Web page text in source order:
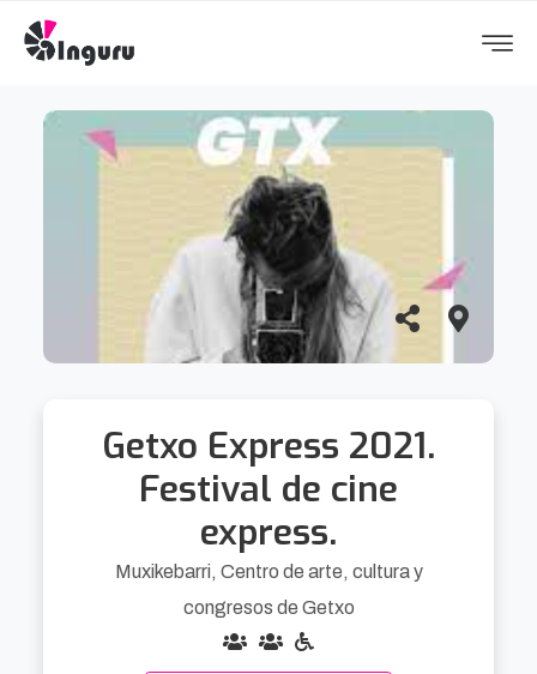
Getxo Express 2021.
Festival de cine
express.
Muxikebarri, Centro de arte, cultura y
congresos de Getxo